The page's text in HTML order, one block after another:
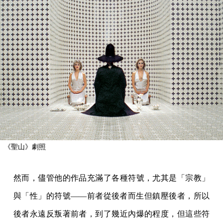
《聖山》劇照
然而，儘管他的作品充滿了各種符號，尤其是「宗教」
與「性」的符號——前者從後者而生但鎮壓後者，所以
後者永遠反叛著前者，到了幾近內爆的程度，但這些符